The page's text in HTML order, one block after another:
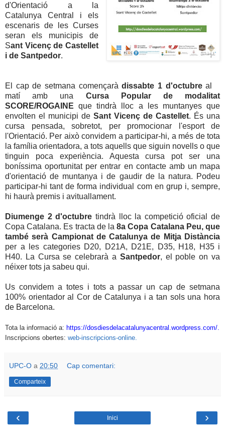
d'Orientació a la
Catalunya Central i els
escenaris de les Curses
seran els municipis de
Sant Vicenç de Castellet
i de Santpedor.
El cap de setmana començaràdissabte 1 d'octubreal
matí amb una Cursa Popular de modalitat
SCORE/ROGAINE que tindrà lloc a les muntanyes que
envolten el municipi de Sant Vicenç de Castellet. És una
cursa pensada, sobretot, per promocionar l'esport de
l'Orientació. Per això convidem a participar-hi, a més de tota
la família orientadora, a tots aquells que siguin novells o que
tinguin poca experiència. Aquesta cursa pot ser una
boníssima oportunitat per entrar en contacte amb un mapa
d'orientació de muntanya i de gaudir de la natura. Podeu
participar-hi tant de forma individual com en grup i, sempre,
hi haurà premis i avituallament.
Diumenge 2 d'octubre tindrà lloc la competició oficial de
Copa Catalana. Es tracta de la8a Copa Catalana Peu, que
també serà Campionat de Catalunya de Mitja Distància
per a les categories D20, D21A, D21E, D35, H18, H35 i
H40. La Cursa se celebrarà a Santpedor, el poble on va
néixer tots ja sabeu qui.
Us convidem a totes i tots a passar un cap de setmana
100% orientador al Cor de Catalunya i a tan sols una hora
de Barcelona.
Tota la informació a: https://dosdiesdelacatalunyacentral.wordpress.com/
Inscripcions obertes: web-inscripcions-online.
UPC-O a 20:50 Cap comentari:
Comparteix
‹ ›
Inici